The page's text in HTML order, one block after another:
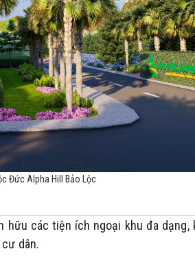
Đức Alpha Hill Bảo Lộc
hữu các tiện ích ngoại khu đa dạng,
dân.